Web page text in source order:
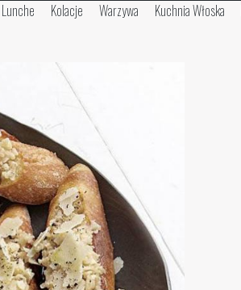
Lunche Kolacje Warzywa Kuchnia Włoska